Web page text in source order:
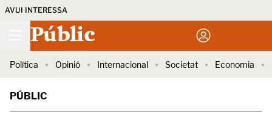
AVUI INTERESSA
Públic
Política Opinió Internacional Societat Economia
PÚBLIC